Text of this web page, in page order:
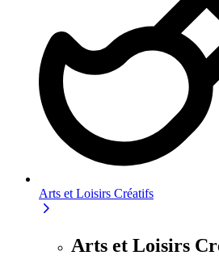
Arts et Loisirs Créatifs
Arts et Loisirs